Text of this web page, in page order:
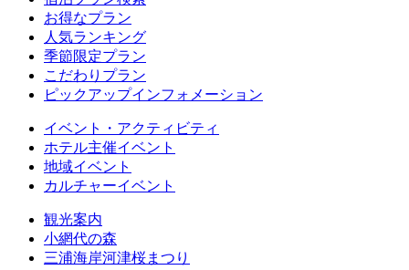
お得なプラン
人気ランキング
季節限定プラン
こだわりプラン
ピックアップインフォメーション
イベント・アクティビティ
ホテル主催イベント
地域イベント
カルチャーイベント
観光案内
小網代の森
三浦海岸河津桜まつり